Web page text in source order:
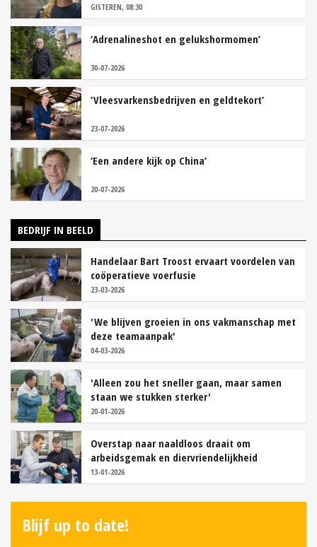
GISTEREN, 08:30
‘Adrenalineshot en gelukshormomen’
30-07-2026
‘Vleesvarkensbedrijven en geldtekort’
23-07-2026
‘Een andere kijk op China’
20-07-2026
BEDRIJF IN BEELD
Handelaar Bart Troost ervaart voordelen van
coöperatieve voerfusie
23-03-2026
'We blijven groeien in ons vakmanschap met
deze teamaanpak'
04-03-2026
'Alleen zou het sneller gaan, maar samen
staan we stukken sterker'
20-01-2026
Overstap naar naaldloos draait om
arbeidsgemak en diervriendelijkheid
13-01-2026
Blijf up to date!